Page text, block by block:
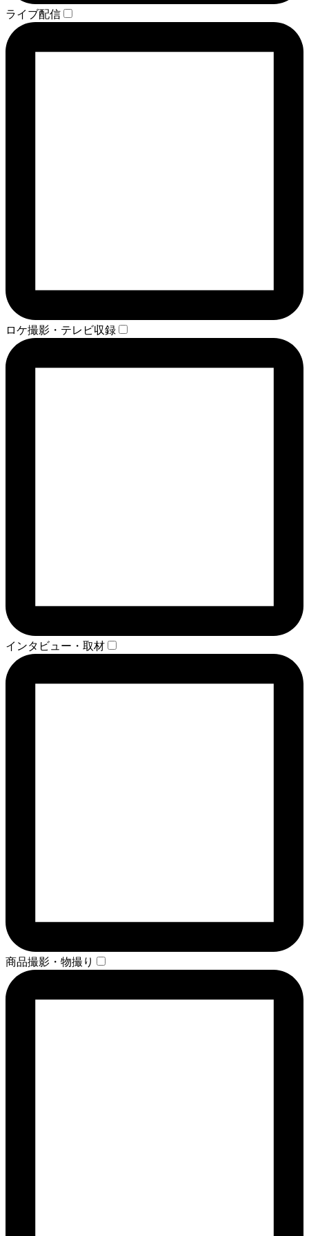
ライブ配信
ロケ撮影・テレビ収録
インタビュー・取材
商品撮影・物撮り